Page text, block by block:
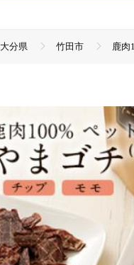
大分県 竹田市 鹿肉